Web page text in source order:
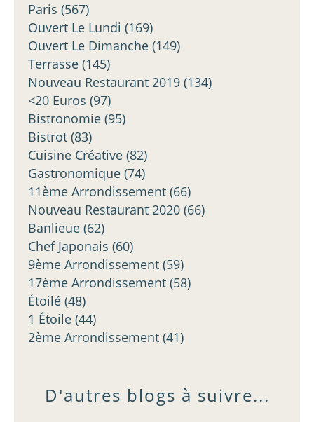
Paris (567)
Ouvert Le Lundi (169)
Ouvert Le Dimanche (149)
Terrasse (145)
Nouveau Restaurant 2019 (134)
<20 Euros (97)
Bistronomie (95)
Bistrot (83)
Cuisine Créative (82)
Gastronomique (74)
11ème Arrondissement (66)
Nouveau Restaurant 2020 (66)
Banlieue (62)
Chef Japonais (60)
9ème Arrondissement (59)
17ème Arrondissement (58)
Étoilé (48)
1 Étoile (44)
2ème Arrondissement (41)
D'autres blogs à suivre...